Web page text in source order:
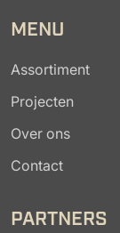
MENU
Assortiment
Projecten
Over ons
Contact
PARTNERS